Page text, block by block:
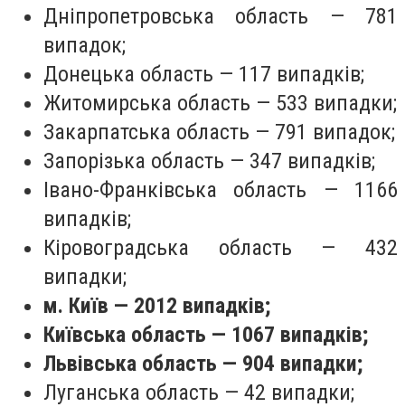
Дніпропетровська область — 781
випадок;
Донецька область — 117 випадків;
Житомирська область — 533 випадки;
Закарпатська область — 791 випадок;
Запорізька область — 347 випадків;
Івано-Франківська область — 1166
випадків;
Кіровоградська область — 432
випадки;
м. Київ — 2012 випадків;
Київська область — 1067 випадків;
Львівська область — 904 випадки;
Луганська область — 42 випадки;